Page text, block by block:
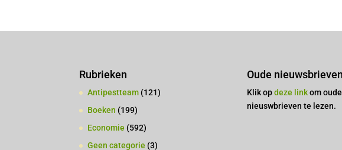
Rubrieken
Antipestteam (121)
Boeken (199)
Economie (592)
Geen categorie (3)
Oude nieuwsbrieven
Klik opdeze linkom
nieuswbrieven te lezen.